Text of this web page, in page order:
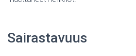
Sairastavuus